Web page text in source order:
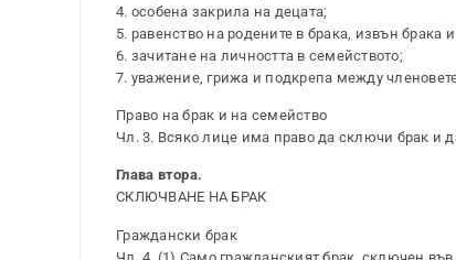
4. особена закрила на децата;
5. равенство на родените в брака, извън брака
6. зачитане на личността в семейството;
7. уважение, грижа и подкрепа между
Право на брак и на семейство
Чл. 3. Всяко лице има право да сключи брак и
Глава втора.
СКЛЮЧВАНЕ НА БРАК
Граждански брак